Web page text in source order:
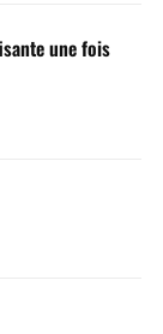
une fois